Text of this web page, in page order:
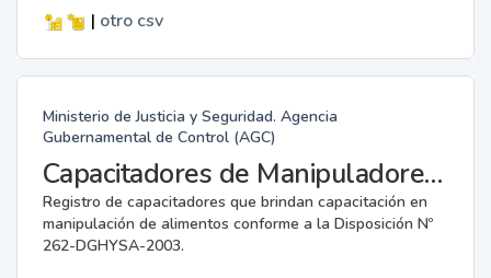
| otro csv
Ministerio de Justicia y Seguridad. Agencia
Gubernamental de Control (AGC)
Capacitadores de Manipuladores de Alimentos.
Registro de capacitadores que brindan capacitación en
manipulación de alimentos conforme a la Disposición Nº
262-DGHYSA-2003.